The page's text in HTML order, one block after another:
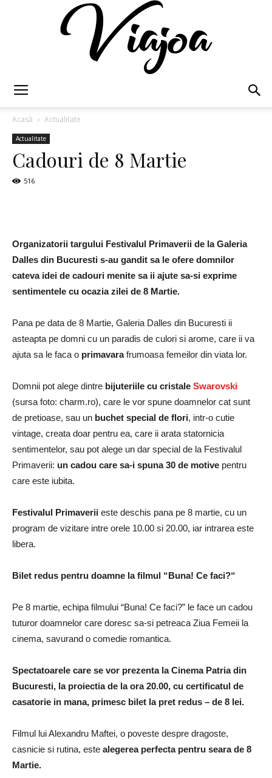
Acasă Actualitate
Actualitate
Cadouri de 8 Martie
516
Organizatorii targului Festivalul Primaverii de la Galeria
Dalles din Bucuresti s-au gandit sa le ofere domnilor
cateva idei de cadouri menite sa ii ajute sa-si exprime
sentimentele cu ocazia zilei de 8 Martie.
Pana pe data de 8 Martie, Galeria Dalles din Bucuresti ii
asteapta pe domni cu un paradis de culori si arome, care ii va
ajuta sa le faca o primavarafrumoasa femeilor din viata lor.
Domnii pot alege dintre bijuteriile cu cristale Swarovski
(sursa foto: charm.ro), care le vor spune doamnelor cat sunt
de pretioase, sau un buchet special de flori, intr-o cutie
vintage, creata doar pentru ea, care ii arata statornicia
sentimentelor, sau pot alege un dar special de la Festivalul
Primaverii: un cadou care sa-i spuna 30 de motive pentru
care este iubita.
Festivalul Primaverii este deschis pana pe 8 martie, cu un
program de vizitare intre orele 10.00 si 20.00, iar intrarea este
libera.
Bilet redus pentru doamne la filmul “Buna! Ce faci?“
Pe 8 martie, echipa filmului “Buna! Ce faci?” le face un cadou
tuturor doamnelor care doresc sa-si petreaca Ziua Femeii la
cinema, savurand o comedie romantica.
Spectatoarele care se vor prezenta la Cinema Patria din
Bucuresti, la proiectia de la ora 20.00, cu certificatul de
casatorie in mana, primesc bilet la pret redus – de 8 lei.
Filmul lui Alexandru Maftei, o poveste despre dragoste,
casnicie si rutina, este alegerea perfecta pentru seara de 8
Martie.